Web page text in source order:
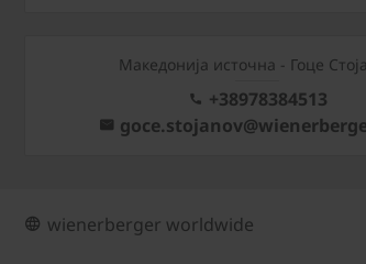
Македонија источна - Гоце
+38978384513
wienerberger worldwide